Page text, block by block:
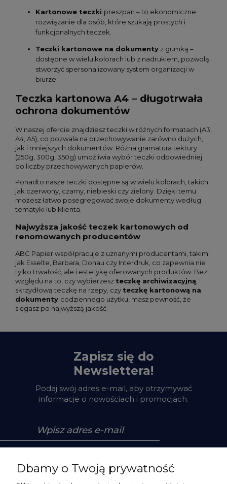
Kartonowe teczki preszpan – to ekonomiczne
rozwiązanie dla osób, które szukają prostych i
funkcjonalnych teczek.
Teczki kartonowe na dokumenty z gumką –
dostępne w wielu kolorach lub z nadrukiem, pozwolą
stworzyć spersonalizowany system organizacji w
biurze.
Teczka kartonowa A4 – długotrwała
ochrona dokumentów
W naszej ofercie znajdziesz teczki w różnych formatach (A3,
A4, A5), co pozwala na przechowywanie zarówno dużych,
jak i mniejszych dokumentów. Różna gramatura tektury
(250g, 300g, 350g) umożliwia wybór teczki odpowiedniej
do liczby przechowywanych papierów.
Ponadto nasze teczki dostępne są w wielu kolorach, takich
jak czerwony, czarny, niebieski czy zielony. Dzięki temu
możesz łatwo posegregować swoje dokumenty według
tematyki lub klienta.
Najwyższa jakość teczek kartonowych od
renomowanych producentów
ABC Papier współpracuje z uznanymi producentami, takimi
jak Esselte, Barbara, Donau czy Interdruk, co zapewnia nie
tylko trwałość, ale i estetykę oferowanych produktów. Bez
względu na to, czy wybierzesz teczkę archiwizacyjną
skrzydłową teczkę na rzepy, czy teczkę kartonową na
dokumenty codziennego użytku, masz pewność, że
sięgasz po najwyższą jakość.
Zapisz się do
Newslettera!
Podaj swój adres e-mail, aby otrzymywać
informacje o nowościach i promocjach.
Dbamy o Twoją prywatność